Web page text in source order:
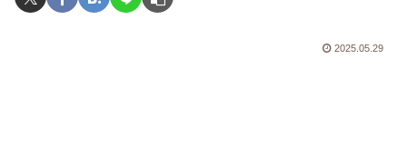
2025.05.29